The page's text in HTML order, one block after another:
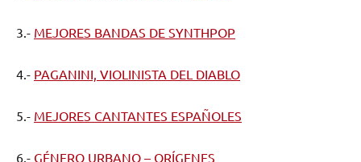
3.- MEJORES BANDAS DE SYNTHPOP
4.- PAGANINI, VIOLINISTA DEL DIABLO
5.- MEJORES CANTANTES ESPAÑOLES
6.- GÉNERO URBANO – ORÍGENES